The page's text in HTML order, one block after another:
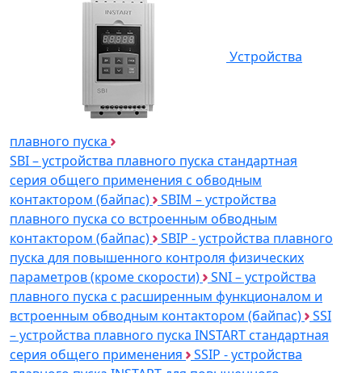
Устройства
плавного пуска
SBI – устройства плавного пуска стандартная
серия общего применения с обводным
контактором (байпас)
SBIM – устройства
плавного пуска со встроенным обводным
контактором (байпас)
SBIP - устройства плавного
пуска для повышенного контроля физических
параметров (кроме скорости)
SNI – устройства
плавного пуска с расширенным функционалом и
встроенным обводным контактором (байпас)
SSI
– устройства плавного пуска INSTART стандартная
серия общего применения
SSIP - устройства